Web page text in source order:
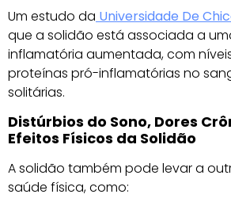
Um estudo da Universidade De
que a solidão está associada a
inflamatória aumentada, com
proteínas pró-inflamatórias no
solitárias.
Distúrbios do Sono, Dores
Efeitos Físicos da Solidão
A solidão também pode levar a
saúde física, como: